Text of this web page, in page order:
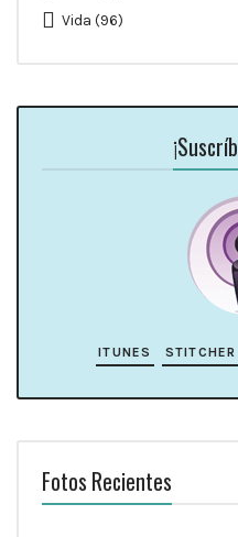
Vida (96)
ITUNES STITCHER
Fotos Recientes